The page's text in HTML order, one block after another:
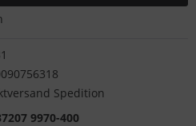
Spedition
9970-400